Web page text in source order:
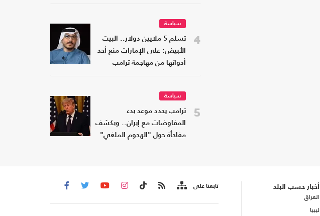
4
سياسة
تسلم 5 ملايين دولار.. البيت
الأبيض: على الإمارات منع أحد
أدواتها من مهاجمة ترامب
5
سياسة
ترامب يحدد موعد بدء
المفاوضات مع إيران.. ويكشف
مفاجأة حول "الهجوم الملغي"
أخبار حسب البلد
العراق
ليبيا
تابعنا على